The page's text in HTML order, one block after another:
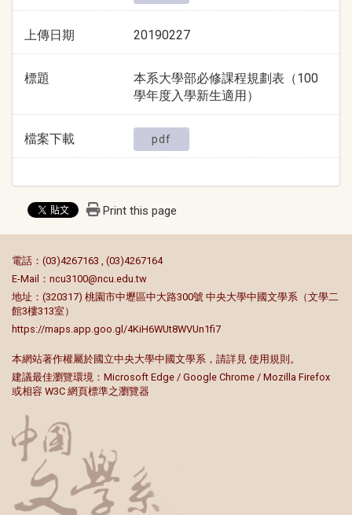
上傳日期 20190227
標題
本系大學部必修課程規劃表（100
學年度入學新生適用）
檔案下載 pdf
Print this page
電話：(03)4267163 , (03)4267164
E-Mail： ncu3100@ncu.edu.tw
地址：(320317) 桃園市中壢區中大路300號 中央大學中國文學系（文學二
館3樓313室）
https://maps.app.goo.gl/4KiH6WUt8WVUn1fi7
本網站著作權屬於國立中央大學中國文學系，請詳見 使用規則 。
建議最佳瀏覽環境：Microsoft Edge / Google Chrome / Mozilla Firefox
或相容 W3C 網頁標準之瀏覽器